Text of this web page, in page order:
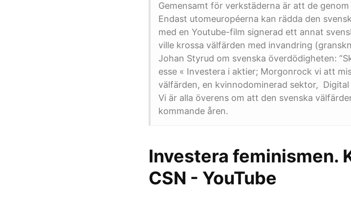
Gemensamt för verkstäderna är att de
Endast utomeuropéerna kan rädda den
med en Youtube-film signerad ett annat
ville krossa välfärden med invandring
Johan Styrud om svenska överdödigheten:
esse « Investera i aktier; Morgonrock vi att
välfärden, en kvinnodominerad sektor,
Vi är alla överens om att den svenska
kommande åren.
Investera feminismen.
CSN - YouTube